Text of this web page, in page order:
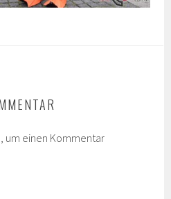
um einen Kommentar